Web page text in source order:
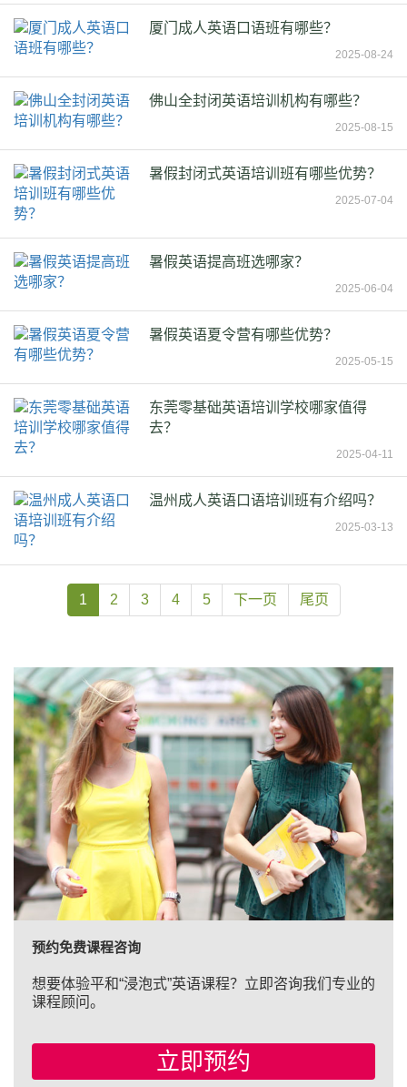
厦门成人英语口语班有哪些？
2025-08-24
佛山全封闭英语培训机构有哪些？
2025-08-15
暑假封闭式英语培训班有哪些优势？
2025-07-04
暑假英语提高班选哪家？
2025-06-04
暑假英语夏令营有哪些优势？
2025-05-15
东莞零基础英语培训学校哪家值得
去？
2025-04-11
温州成人英语口语培训班有介绍吗？
2025-03-13
1 2 3 4 5 下一页 尾页
预约免费课程咨询
想要体验平和“浸泡式”英语课程？立即咨询我们专业的
课程顾问。
立即预约